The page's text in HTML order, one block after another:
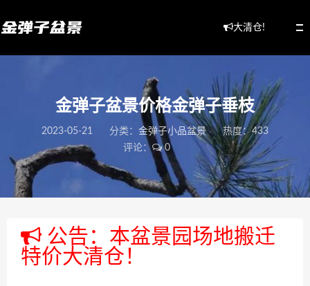
大清仓!
金弹子盆景价格金弹子垂枝
2023-05-21 分类： 金弹子小品盆景
热度：433
评论：
0
公告：本盆景园场地搬迁
特价大清仓！